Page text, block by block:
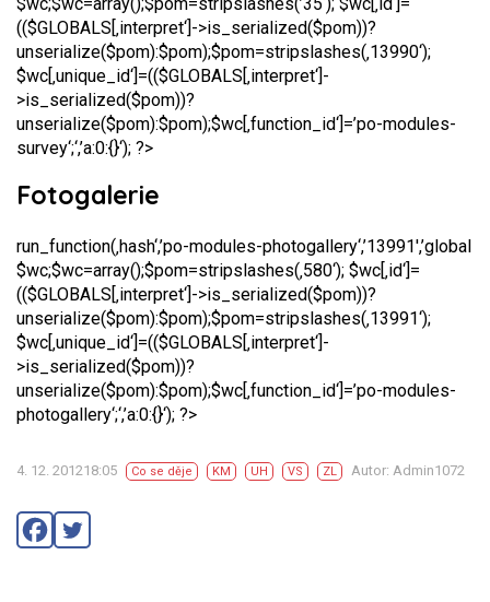
(($GLOBALS[‚interpret‘]->is_serialized($pom))?
unserialize($pom):$pom);$pom=stripslashes(‚13990‘);
$wc[‚unique_id‘]=(($GLOBALS[‚interpret‘]-
>is_serialized($pom))?
unserialize($pom):$pom);$wc[‚function_id‘]=’po-modules-
survey‘;‘,’a:0:{}‘); ?>
Fotogalerie
run_function(‚hash‘,’po-modules-photogallery‘,’13991′,’global
$wc;$wc=array();$pom=stripslashes(‚580‘); $wc[‚id‘]=
(($GLOBALS[‚interpret‘]->is_serialized($pom))?
unserialize($pom):$pom);$pom=stripslashes(‚13991‘);
$wc[‚unique_id‘]=(($GLOBALS[‚interpret‘]-
>is_serialized($pom))?
unserialize($pom):$pom);$wc[‚function_id‘]=’po-modules-
photogallery‘;‘,’a:0:{}‘); ?>
4. 12. 201218:05 Co se děje KM UH VS ZL Autor: Admin1072